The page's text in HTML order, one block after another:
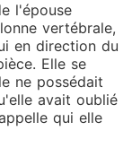
l'épouse
vertébrale,
en direction du
Elle se
ne possédait
avait oublié
qui elle